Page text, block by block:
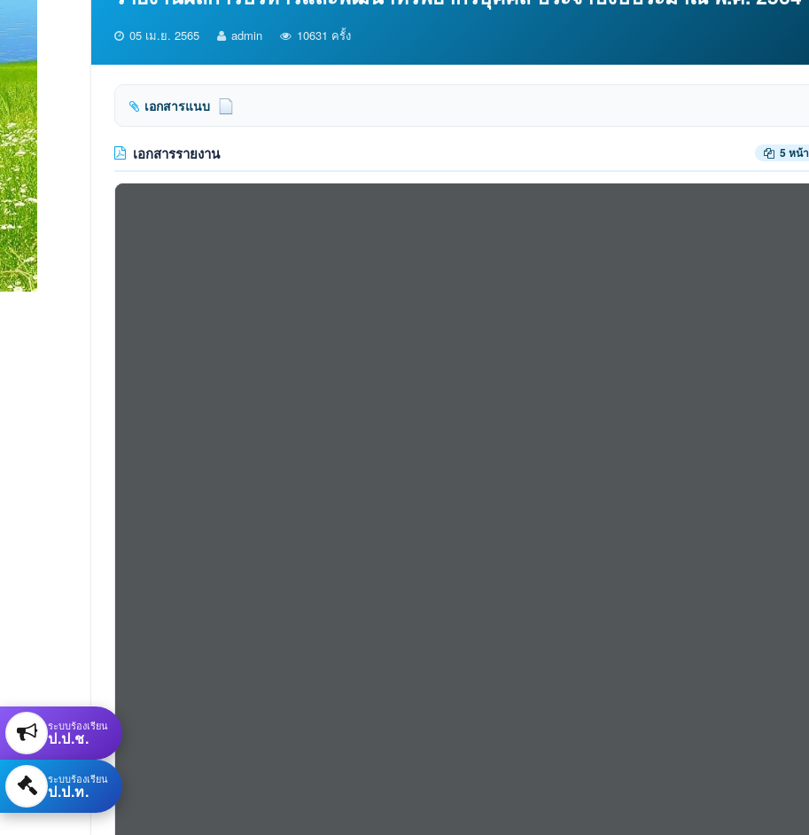
05 เม.ย. 2565 admin 10631 ครั้ง
เอกสารแนบ
เอกสารรายงาน 5 หน้า
ระบบร้องเรียน
ป.ป.ช.
ระบบร้องเรียน
ป.ป.ท.